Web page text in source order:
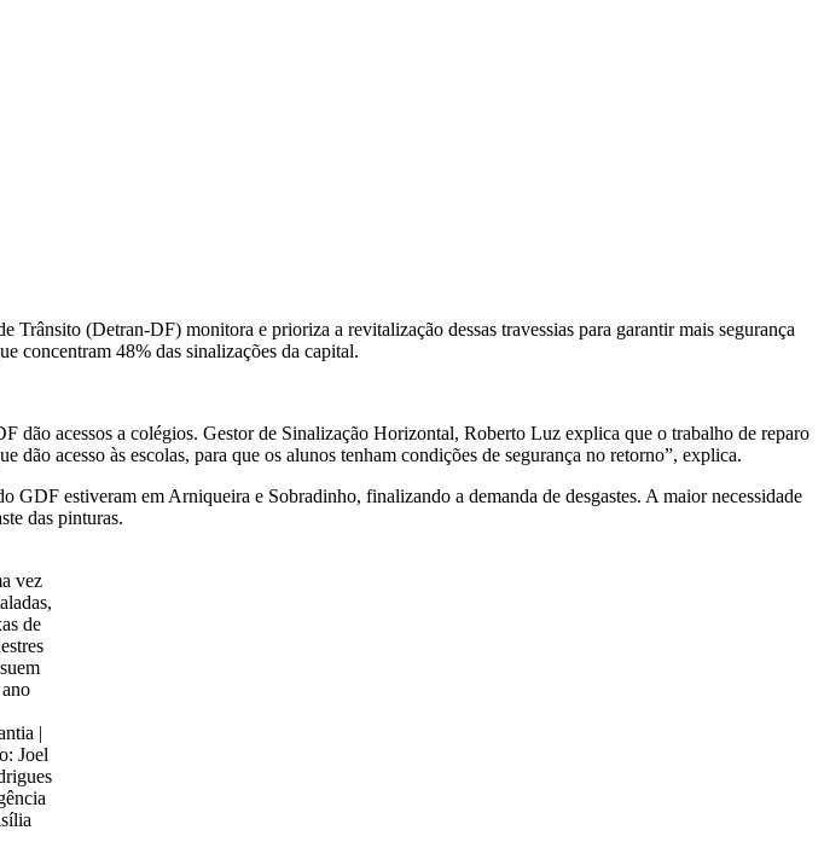
(Detran-DF) monitora e prioriza a revitalização dessas travessias para garantir mais segurança
concentram 48% das sinalizações da capital.
dão acessos a colégios. Gestor de Sinalização Horizontal, Roberto Luz explica que o trabalho de reparo
acesso às escolas, para que os alunos tenham condições de segurança no retorno”, explica.
estiveram em Arniqueira e Sobradinho, finalizando a demanda de desgastes. A maior necessidade
das pinturas.
vez
de
|
Joel